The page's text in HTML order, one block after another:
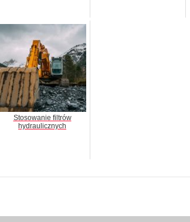
Stosowanie filtrów
hydraulicznych